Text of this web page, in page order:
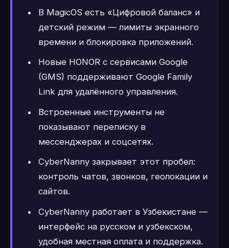
В MagicOS есть «Цифровой баланс» и
детский режим — лимиты экранного
времени и блокировка приложений.
Новые HONOR с сервисами Google
(GMS) поддерживают Google Family
Link для удалённого управления.
Встроенные инструменты не
показывают переписку в
мессенджерах и соцсетях.
CyberNanny закрывает этот пробел:
контроль чатов, звонков, геолокации и
сайтов.
CyberNanny работает в Узбекистане —
интерфейс на русском и узбекском,
удобная местная оплата и поддержка.